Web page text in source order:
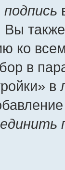
Вы
ко
в